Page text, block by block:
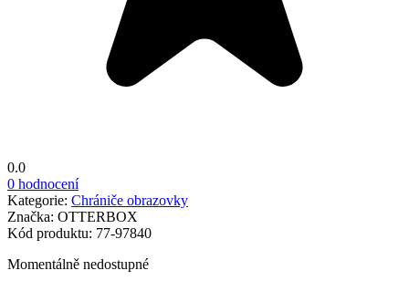
0.0
0 hodnocení
Kategorie: Chrániče obrazovky
Značka: OTTERBOX
Kód produktu: 77-97840
Momentálně nedostupné